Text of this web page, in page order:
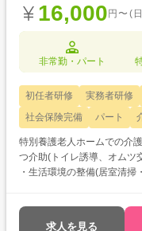
16,000 円〜(
非常勤・パート
初任者研修 実務者研修
社会保険完備
パート
特別養護老人ホームでの介護業務 ・身体介助(移乗介助、食事
つ介助(トイレ誘導、オムツ
・生活環境の整備(居室清
求人を見る